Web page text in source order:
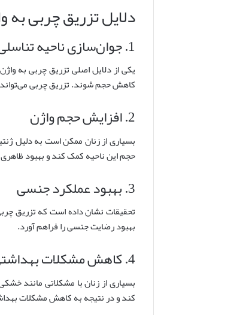
دلایل تزریق چربی به
1. جوان‌سازی ناحیه تناسلی
یکی از دلایل اصلی تزریق چربی به
کاهش حجم شوند. تزریق چربی می‌تواند
2. افزایش حجم واژن
بسیاری از زنان ممکن است به دلیل
حجم این ناحیه کمک کند و بهبود ظاهری
3. بهبود عملکرد جنسی
تحقیقات نشان داده است که تزریق
بهبود رضایت جنسی را فراهم آورد.
4. کاهش مشکلات بهداشتی
بسیاری از زنان با مشکلاتی مانند
کند و در نتیجه به کاهش مشکلات